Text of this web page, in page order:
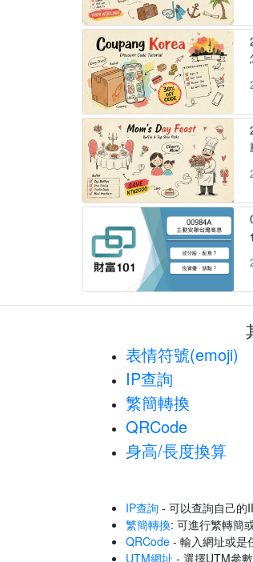
表情符號(emoji)
IP查詢
繁簡轉換
QRCode
身高/長度換算
IP查詢 - 可以查詢自己的
繁簡轉換: 可進行繁轉簡
QRCode - 輸入網址或是
UTM網址 - 選擇UTM參